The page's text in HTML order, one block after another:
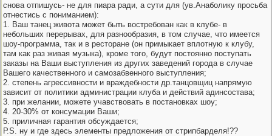
снова отпишусь- не для пиара ради, а сути для (ув.Анаболику просьба
отнестись с пониманием):
1. Ваш танец живота может быть востребован как в клубе- в
небольших перерывах, для разнообразия, в том случае, что имеется
шоу-программа, так и в ресторане (он примыкает вплотную к клубу,
там как раз живая музыка), кроме того, будут постоянно поступать
заказы на Ваши выступления из других заведений города в случае
Вашего качественного и самозабвенного выступления;
2. степень агрессивности и враждебности др.танцовщиц напрямую
зависит от политики администрации клуба и действий адинсостава;
3. при желании, можете учавствовать в постановках шоу;
4. 20-30% от консумации Ваши;
5. приличная гарантия обсуждается;
Р.S. ну и где здесь элементы предложения от стрипбарделя!??